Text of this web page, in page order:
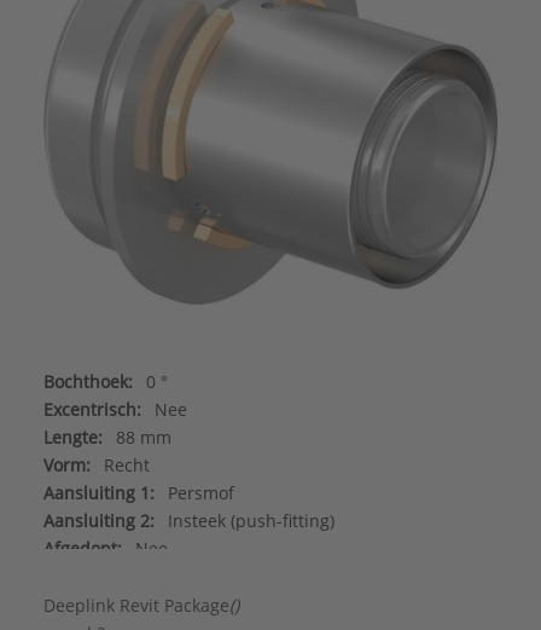
Bochthoek:
0 °
Excentrisch:
Nee
Lengte:
88 mm
Vorm:
Recht
Aansluiting 1:
Persmof
Aansluiting 2:
Insteek (push-fitting)
Afgedopt:
Nee
DVGW-keur voor water:
Deeplink Revit Package()